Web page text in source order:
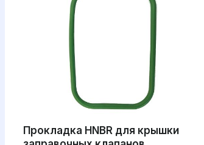
Прокладка HNBR для крышки